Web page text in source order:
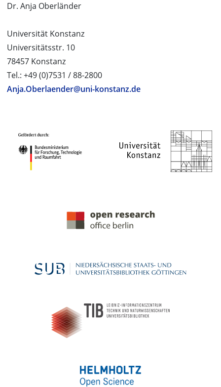
Dr. Anja Oberländer
Universität Konstanz
Universitätsstr. 10
78457 Konstanz
Tel.: +49 (0)7531 / 88-2800
Anja.Oberlaender@uni-konstanz.de